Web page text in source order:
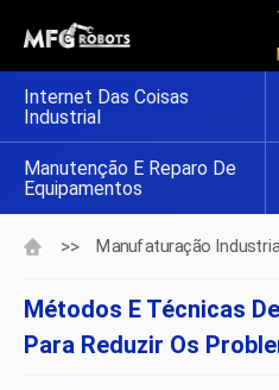
Internet Das Coisas
Industrial
Manutenção E Reparo De
Equipamentos
>> Manufaturação Industrial
Métodos E Técnicas
Para Reduzir Os